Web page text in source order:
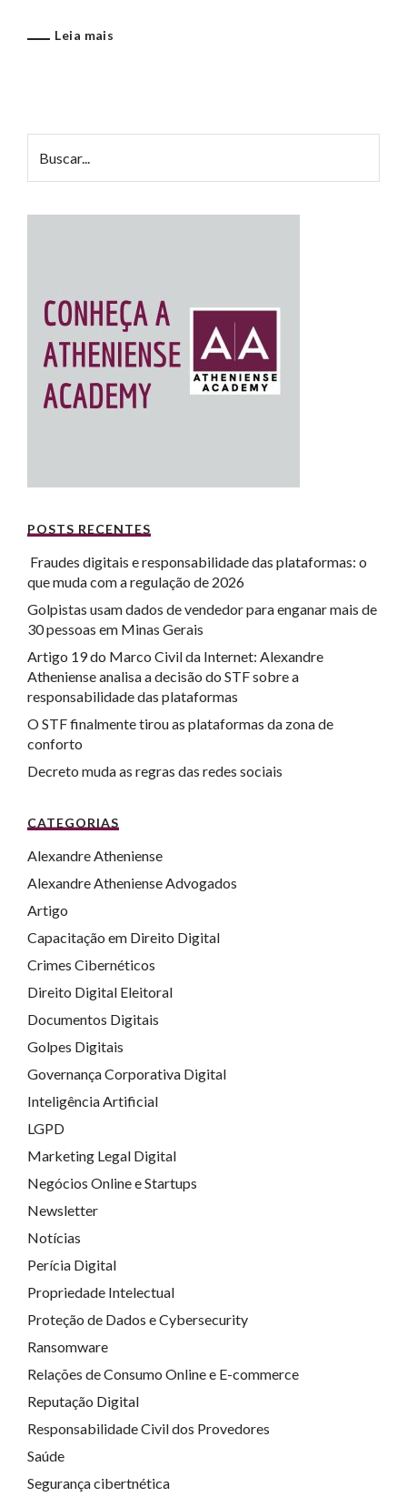
Leia mais
POSTS RECENTES
Fraudes digitais e responsabilidade das plataformas: o
que muda com a regulação de 2026
Golpistas usam dados de vendedor para enganar mais de
30 pessoas em Minas Gerais
Artigo 19 do Marco Civil da Internet: Alexandre
Atheniense analisa a decisão do STF sobre a
responsabilidade das plataformas
O STF finalmente tirou as plataformas da zona de
conforto
Decreto muda as regras das redes sociais
CATEGORIAS
Alexandre Atheniense
Alexandre Atheniense Advogados
Artigo
Capacitação em Direito Digital
Crimes Cibernéticos
Direito Digital Eleitoral
Documentos Digitais
Golpes Digitais
Governança Corporativa Digital
Inteligência Artificial
LGPD
Marketing Legal Digital
Negócios Online e Startups
Newsletter
Notícias
Perícia Digital
Propriedade Intelectual
Proteção de Dados e Cybersecurity
Ransomware
Relações de Consumo Online e E-commerce
Reputação Digital
Responsabilidade Civil dos Provedores
Saúde
Segurança cibertnética